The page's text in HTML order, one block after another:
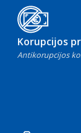
Korupcijos
Antikorupcijos